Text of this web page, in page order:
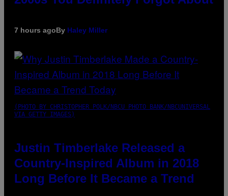
7 hours agoBy Haley Miller
(PHOTO BY CHRISTOPHER POLK/NBCU PHOTO BANK/NBCUNIVERSAL
VIA GETTY IMAGES)
Justin Timberlake Released a
Country-Inspired Album in 2018
Long Before It Became a Trend